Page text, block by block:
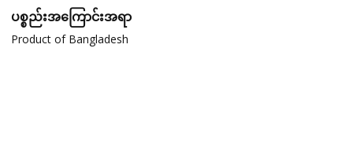
ပစ္စည်းအကြောင်းအရာ
Product of Bangladesh